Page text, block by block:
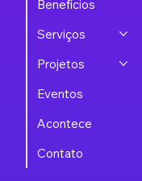
Benefícios
Serviços
Projetos
Eventos
Acontece
Contato